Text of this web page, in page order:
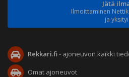
Jätä
Ilmoittaminen
ja
Rekkari.fi- ajoneuvon kaikki
Omat ajoneuvot